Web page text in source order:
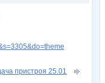
пристроя 25.01